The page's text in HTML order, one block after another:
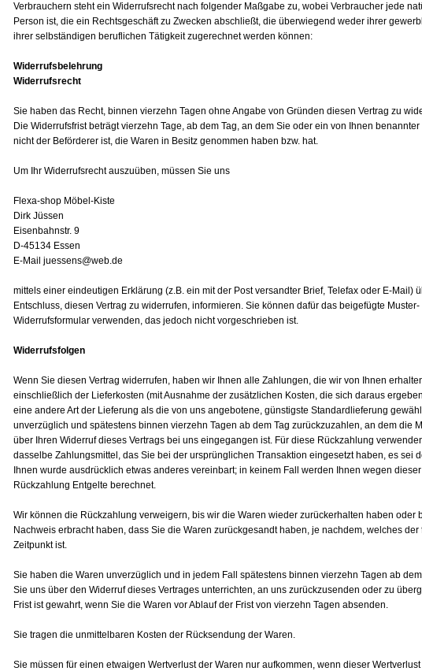
Verbrauchern steht ein Widerrufsrecht nach folgender Maßgabe zu, wobei Verbraucher jede
Person ist, die ein Rechtsgeschäft zu Zwecken abschließt, die überwiegend weder ihrer
ihrer selbständigen beruflichen Tätigkeit zugerechnet werden können:
Widerrufsbelehrung
Widerrufsrecht
Sie haben das Recht, binnen vierzehn Tagen ohne Angabe von Gründen diesen Vertrag zu
Die Widerrufsfrist beträgt vierzehn Tage, ab dem Tag, an dem Sie oder ein von Ihnen benannter
nicht der Beförderer ist, die Waren in Besitz genommen haben bzw. hat.
Um Ihr Widerrufsrecht auszuüben, müssen Sie uns
Flexa-shop Möbel-Kiste
Dirk Jüssen
Eisenbahnstr. 9
D-45134 Essen
E-Mail juessens@web.de
mittels einer eindeutigen Erklärung (z.B. ein mit der Post versandter Brief, Telefax oder E-Mail)
Entschluss, diesen Vertrag zu widerrufen, informieren. Sie können dafür das beigefügte Muster-
Widerrufsformular verwenden, das jedoch nicht vorgeschrieben ist.
Widerrufsfolgen
Wenn Sie diesen Vertrag widerrufen, haben wir Ihnen alle Zahlungen, die wir von Ihnen
einschließlich der Lieferkosten (mit Ausnahme der zusätzlichen Kosten, die sich daraus
eine andere Art der Lieferung als die von uns angebotene, günstigste Standardlieferung
unverzüglich und spätestens binnen vierzehn Tagen ab dem Tag zurückzuzahlen, an dem die
über Ihren Widerruf dieses Vertrags bei uns eingegangen ist. Für diese Rückzahlung
dasselbe Zahlungsmittel, das Sie bei der ursprünglichen Transaktion eingesetzt haben, es sei
Ihnen wurde ausdrücklich etwas anderes vereinbart; in keinem Fall werden Ihnen wegen dieser
Rückzahlung Entgelte berechnet.
Wir können die Rückzahlung verweigern, bis wir die Waren wieder zurückerhalten haben oder
Nachweis erbracht haben, dass Sie die Waren zurückgesandt haben, je nachdem, welches der
Zeitpunkt ist.
Sie haben die Waren unverzüglich und in jedem Fall spätestens binnen vierzehn Tagen ab
Sie uns über den Widerruf dieses Vertrages unterrichten, an uns zurückzusenden oder zu
Frist ist gewahrt, wenn Sie die Waren vor Ablauf der Frist von vierzehn Tagen absenden.
Sie tragen die unmittelbaren Kosten der Rücksendung der Waren.
Sie müssen für einen etwaigen Wertverlust der Waren nur aufkommen, wenn dieser